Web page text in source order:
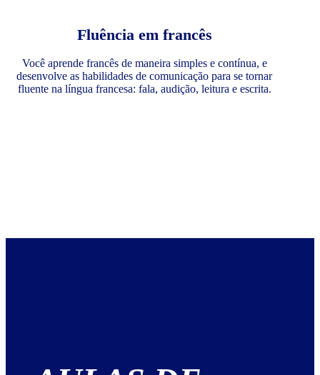
Fluência em francês
Você aprende francês de maneira simples e contínua, e
desenvolve as habilidades de comunicação para se tornar
fluente na língua francesa: fala, audição, leitura e escrita.